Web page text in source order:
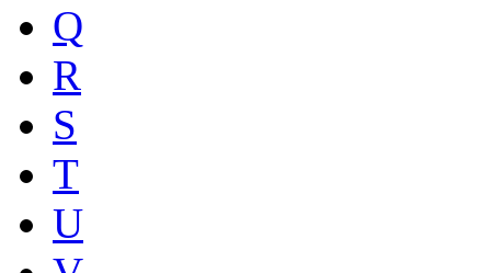
Q
R
S
T
U